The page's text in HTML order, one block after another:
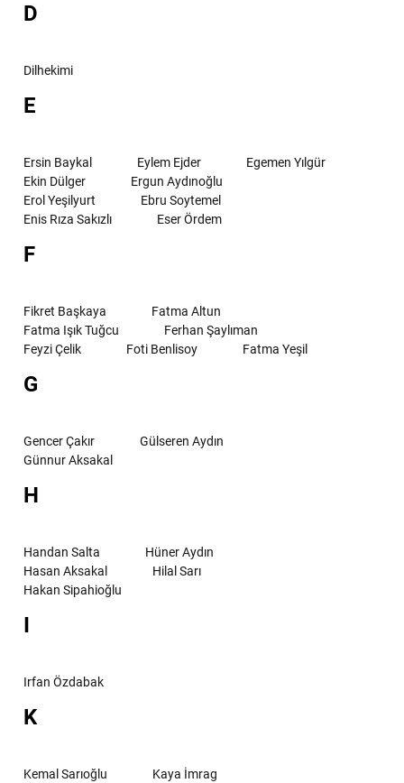
D
Dilhekimi
E
Ersin Baykal Eylem Ejder
Egemen Yılgür
Ekin Dülger
Ergun Aydınoğlu
Erol Yeşilyurt
Ebru Soytemel
Enis Rıza Sakızlı
Eser Ördem
F
Fikret Başkaya
Fatma Altun
Fatma Işık Tuğcu
Ferhan Şaylıman
Feyzi Çelik
Foti Benlisoy Fatma Yeşil
G
Gencer Çakır
Gülseren Aydın
Günnur Aksakal
H
Handan Salta
Hüner Aydın
Hasan Aksakal
Hilal Sarı
Hakan Sipahioğlu
I
Irfan Özdabak
K
Kemal Sarıoğlu Kaya İmrag